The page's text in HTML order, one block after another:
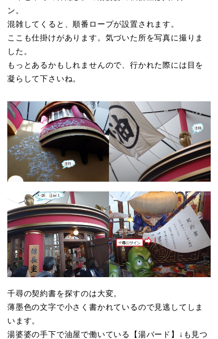
ン。
混雑してくると、順番ロープが設置されます。
ここも仕掛けがあります。気づいた所を写真に撮りま
した。
もっとあるかもしれませんので、行かれた際には目を
凝らして下さいね。
千尋の契約書を探すのは大変。
薄墨色の文字で小さく書かれているので見逃してしま
います。
湯婆婆の手下で油屋で働いている【湯バード】↓も見つ